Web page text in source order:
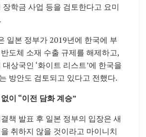
장학금 사업 등을 검토한다고 요미
일본 정부가 2019년에 한국에 부
도체 소재 수출 규제를 해제하고,
상국인 ‘화이트 리스트’에 한국을
방안도 검토되고 있다고 전했다.
이 “이전 담화 계승”
책 발표 후 일본 정부의 입장은 새
취하지 않을 것이라고 마이니치